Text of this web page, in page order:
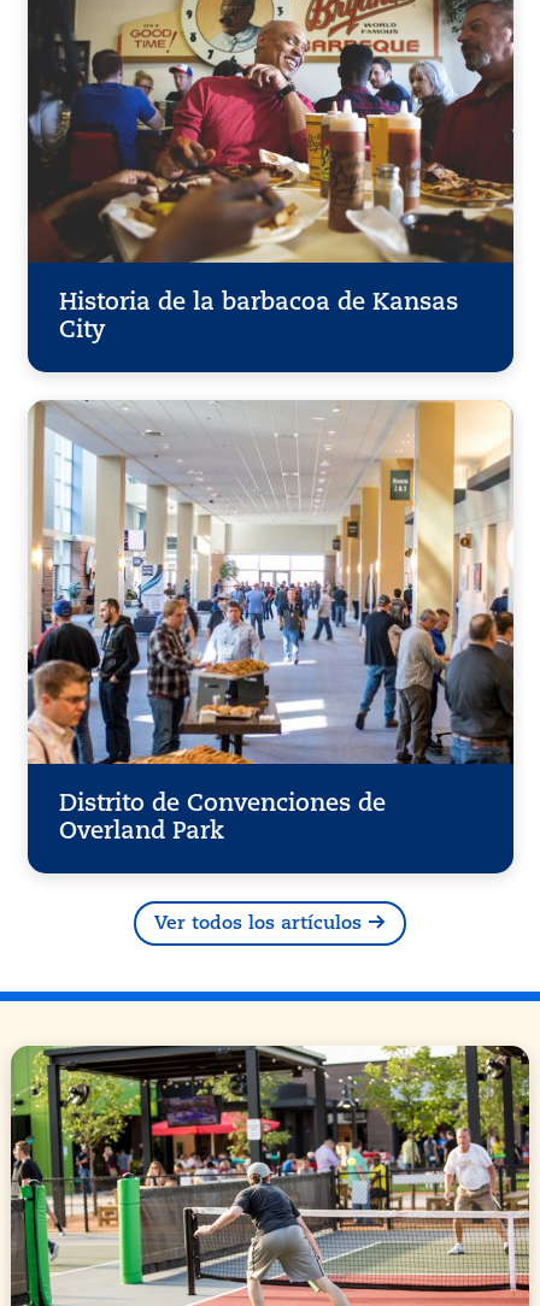
Historia de la barbacoa de Kansas
City
Distrito de Convenciones de
Overland Park
Ver todos los artículos